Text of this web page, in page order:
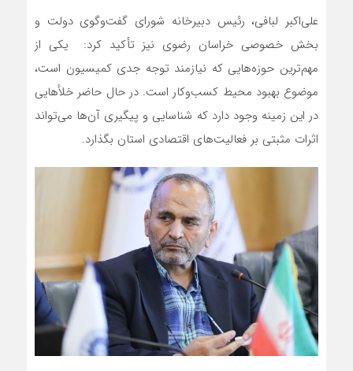
علی‌اکبر لبافی، رئیس دبیرخانه شورای گفت‌وگوی دولت و
بخش خصوصی خراسان رضوی نیز تأکید کرد: یکی از
مهم‌ترین حوزه‌هایی که نیازمند توجه جدی کمیسیون است،
موضوع بهبود محیط کسب‌وکار است. در حال حاضر خلأهایی
در این زمینه وجود دارد که شناسایی و پیگیری آن‌ها می‌تواند
اثرات مثبتی بر فعالیت‌های اقتصادی استان بگذارد.